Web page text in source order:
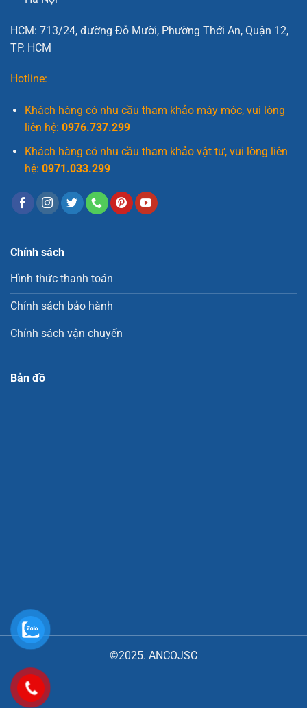
HCM: 713/24, đường Đỗ Mười, Phường Thới An, Quận 12,
TP. HCM
Hotline:
Khách hàng có nhu cầu tham khảo máy móc, vui lòng
liên hệ: 0976.737.299
Khách hàng có nhu cầu tham khảo vật tư, vui lòng liên
hệ: 0971.033.299
Chính sách
Hình thức thanh toán
Chính sách bảo hành
Chính sách vận chuyển
Bản đồ
©2025. ANCOJSC